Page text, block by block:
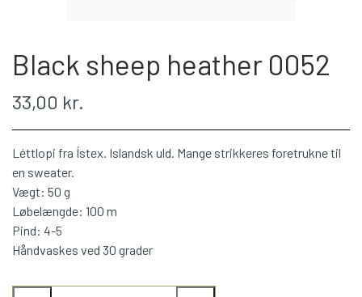
1 CLASS
JUNIOR BOMULD
Black sheep heather 0052
33,00 kr.
Léttlopi fra Ístex. Islandsk uld. Mange strikkeres foretrukne til
en sweater.
Vægt: 50 g
Løbelængde: 100 m
Pind: 4-5
Håndvaskes ved 30 grader